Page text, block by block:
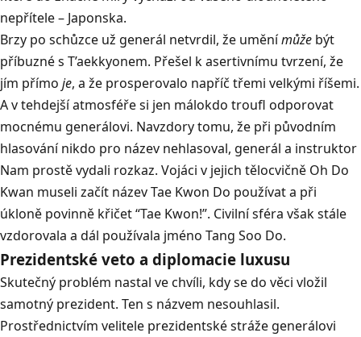
nepřítele – Japonska.
Brzy po schůzce už generál netvrdil, že uměnímůže být
příbuzné s T’aekkyonem. Přešel k asertivnímu tvrzení, že
jím přímo je, a že prosperovalo napříč třemi velkými říšemi.
A v tehdejší atmosféře si jen málokdo troufl odporovat
mocnému generálovi. Navzdory tomu, že při původním
hlasování nikdo pro název nehlasoval, generál a instruktor
Nam prostě vydali rozkaz. Vojáci v jejich tělocvičně Oh Do
Kwan museli začít název Tae Kwon Do používat a při
úkloně povinně křičet “Tae Kwon!”. Civilní sféra však stále
vzdorovala a dál používala jméno Tang Soo Do.
Prezidentské veto a diplomacie luxusu
Skutečný problém nastal ve chvíli, kdy se do věci vložil
samotný prezident. Ten s názvem nesouhlasil.
Prostřednictvím velitele prezidentské stráže generálovi